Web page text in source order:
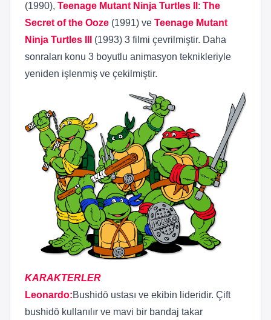
(1990), Teenage Mutant Ninja Turtles II : The
Secret of the Ooze (1991) ve Teenage Mutant
Ninja Turtles III
(1993) 3 filmi çevrilmiştir. Daha
sonraları konu 3 boyutlu animasyon teknikleriyle
yeniden işlenmiş ve çekilmiştir.
KARAKTERLER
Leonardo:Bushidō ustası ve ekibin lideridir. Çift
bushidō kullanılır ve mavi bir bandaj takar